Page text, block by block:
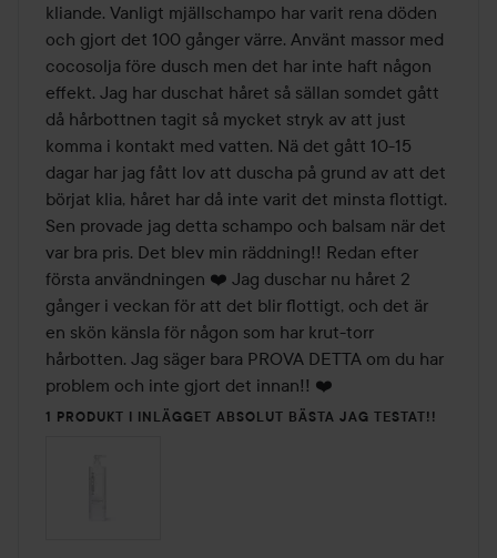
kliande. Vanligt mjällschampo har varit rena döden
och gjort det 100 gånger värre. Använt massor med
cocosolja före dusch men det har inte haft någon
effekt. Jag har duschat håret så sällan somdet gått
då hårbottnen tagit så mycket stryk av att just
komma i kontakt med vatten. Nä det gått 10-15
dagar har jag fått lov att duscha på grund av att det
börjat klia, håret har då inte varit det minsta flottigt.
Sen provade jag detta schampo och balsam när det
var bra pris. Det blev min räddning!! Redan efter
första användningen ❤️ Jag duschar nu håret 2
gånger i veckan för att det blir flottigt, och det är
en skön känsla för någon som har krut-torr
hårbotten. Jag säger bara PROVA DETTA om du har
problem och inte gjort det innan!! ❤️
1 PRODUKT I INLÄGGET ABSOLUT BÄSTA JAG TESTAT!!